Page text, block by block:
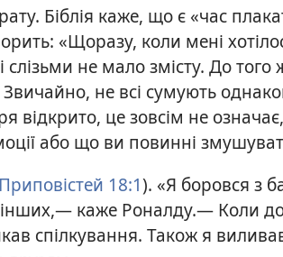
Біблія каже, що є «час
«Щоразу, коли мені
слізьми не мало змісту. До
не всі сумують
відкрито, це зовсім не
або що ви повинні
Приповістей 18:1). «Я боровся з
інших,— каже Роналду.— Коли
спілкування. Також я